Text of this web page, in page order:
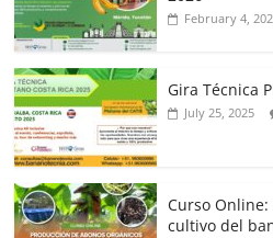
February 4,
Gira Técnica
July 25, 2025
Curso
cultivo del